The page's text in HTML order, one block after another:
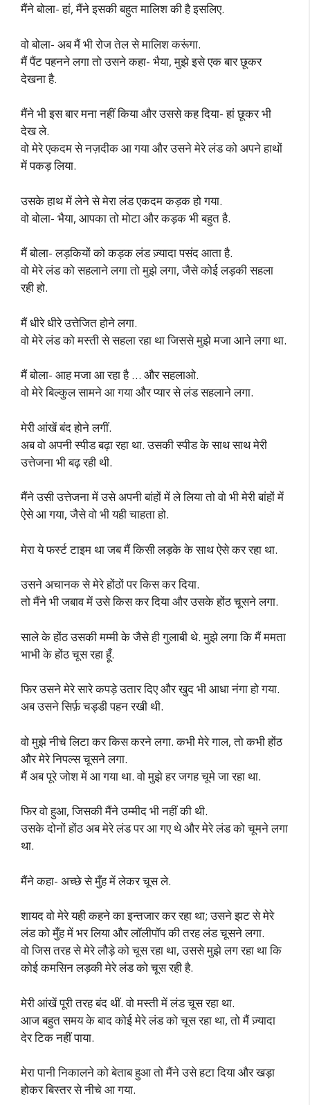
मैंने बोला- हां, मैंने इसकी बहुत मालिश की है इसलिए.
वो बोला- अब मैं भी रोज तेल से मालिश करूंगा.
मैं पैंट पहनने लगा तो उसने कहा- भैया, मुझे इसे एक बार छूकर
देखना है.
मैंने भी इस बार मना नहीं किया और उससे कह दिया- हां छूकर भी
देख ले.
वो मेरे एकदम से नज़दीक आ गया और उसने मेरे लंड को अपने हाथों
में पकड़ लिया.
उसके हाथ में लेने से मेरा लंड एकदम कड़क हो गया.
वो बोला- भैया, आपका तो मोटा और कड़क भी बहुत है.
मैं बोला- लड़कियों को कड़क लंड ज़्यादा पसंद आता है.
वो मेरे लंड को सहलाने लगा तो मुझे लगा, जैसे कोई लड़की सहला
रही हो.
मैं धीरे धीरे उत्तेजित होने लगा.
वो मेरे लंड को मस्ती से सहला रहा था जिससे मुझे मजा आने लगा था.
मैं बोला- आह मजा आ रहा है … और सहलाओ.
वो मेरे बिल्कुल सामने आ गया और प्यार से लंड सहलाने लगा.
मेरी आंखें बंद होने लगीं.
अब वो अपनी स्पीड बढ़ा रहा था. उसकी स्पीड के साथ साथ मेरी
उत्तेजना भी बढ़ रही थी.
मैंने उसी उत्तेजना में उसे अपनी बांहों में ले लिया तो वो भी मेरी बांहों में
ऐसे आ गया, जैसे वो भी यही चाहता हो.
मेरा ये फर्स्ट टाइम था जब मैं किसी लड़के के साथ ऐसे कर रहा था.
उसने अचानक से मेरे होंठों पर किस कर दिया.
तो मैंने भी जबाव में उसे किस कर दिया और उसके होंठ चूसने लगा.
साले के होंठ उसकी मम्मी के जैसे ही गुलाबी थे. मुझे लगा कि मैं ममता
भाभी के होंठ चूस रहा हूँ.
फिर उसने मेरे सारे कपड़े उतार दिए और खुद भी आधा नंगा हो गया.
अब उसने सिर्फ़ चड्डी पहन रखी थी.
वो मुझे नीचे लिटा कर किस करने लगा. कभी मेरे गाल, तो कभी होंठ
और मेरे निपल्स चूसने लगा.
मैं अब पूरे जोश में आ गया था. वो मुझे हर जगह चूमे जा रहा था.
फिर वो हुआ, जिसकी मैंने उम्मीद भी नहीं की थी.
उसके दोनों होंठ अब मेरे लंड पर आ गए थे और मेरे लंड को चूमने लगा
था.
मैंने कहा- अच्छे से मुँह में लेकर चूस ले.
शायद वो मेरे यही कहने का इन्तजार कर रहा था; उसने झट से मेरे
लंड को मुँह में भर लिया और लॉलीपॉप की तरह लंड चूसने लगा.
वो जिस तरह से मेरे लौड़े को चूस रहा था, उससे मुझे लग रहा था कि
कोई कमसिन लड़की मेरे लंड को चूस रही है.
मेरी आंखें पूरी तरह बंद थीं. वो मस्ती में लंड चूस रहा था.
आज बहुत समय के बाद कोई मेरे लंड को चूस रहा था, तो मैं ज़्यादा
देर टिक नहीं पाया.
मेरा पानी निकालने को बेताब हुआ तो मैंने उसे हटा दिया और खड़ा
होकर बिस्तर से नीचे आ गया.